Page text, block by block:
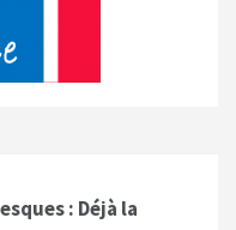
: Déjà la